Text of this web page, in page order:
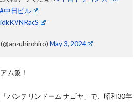
#中日ビル
May 3, 2024
ム飯！
バンテリンドーム ナゴヤ」で、昭和30年